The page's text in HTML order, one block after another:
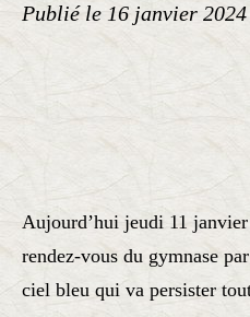
Publié le 16 janvier 2024
Aujourd’hui jeudi 11
rendez-vous du gymnase
ciel bleu qui va persister